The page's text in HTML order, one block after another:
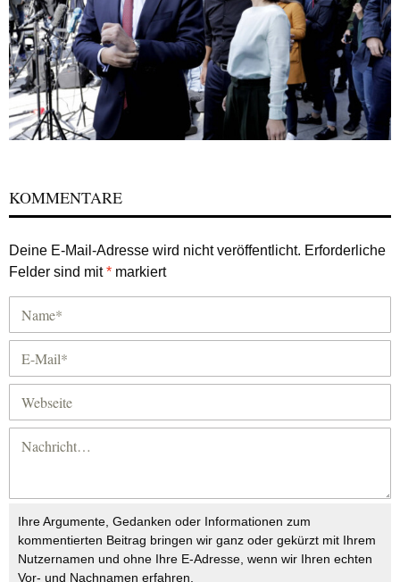
KOMMENTARE
Deine E-Mail-Adresse wird nicht veröffentlicht. Erforderliche
Felder sind mit* markiert
Ihre Argumente, Gedanken oder Informationen zum
kommentierten Beitrag bringen wir ganz oder gekürzt mit Ihrem
Nutzernamen und ohne Ihre E-Adresse, wenn wir Ihren echten
Vor- und Nachnamen erfahren.